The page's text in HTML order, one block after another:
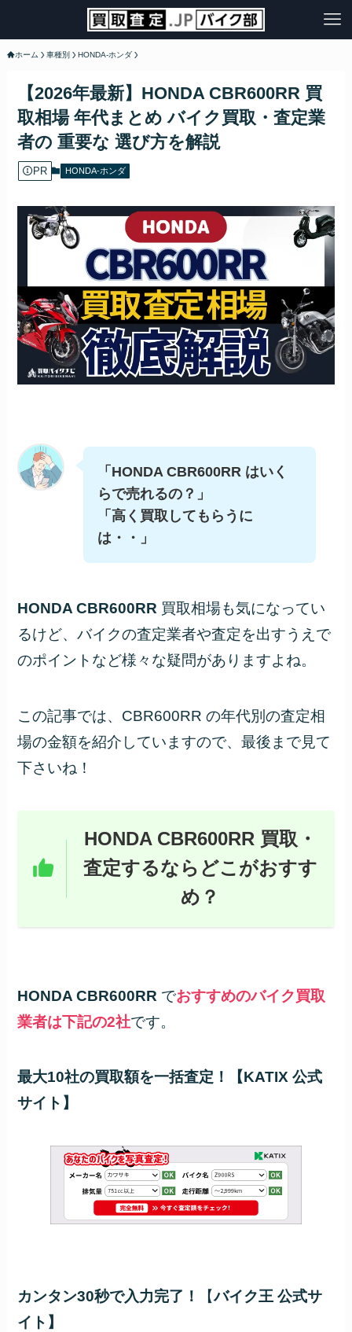
ホーム 車種別 HONDA-ホンダ
【2026年最新】HONDA CBR600RR 買
取相場 年代まとめ バイク買取・査定業
者の 重要な 選び方を解説
PR HONDA-ホンダ
「HONDA CBR600RR はいく
らで売れるの？」
「高く買取してもらうに
は・・」
HONDA CBR600RR 買取相場も気になってい
るけど、バイクの査定業者や査定を出すうえで
のポイントなど様々な疑問がありますよね。
この記事では、CBR600RR の年代別の査定相
場の金額を紹介していますので、最後まで見て
下さいね！
HONDA CBR600RR 買取・
査定するならどこがおすす
め？
HONDA CBR600RR でおすすめのバイク買取
業者は下記の2社です。
最大10社の買取額を一括査定！【KATIX 公式
サイト】
カンタン30秒で入力完了！ 【バイク王 公式サ
イト】